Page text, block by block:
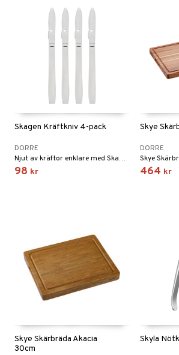
Skagen Kräftkniv 4-pack
DORRE
Njut av kräftor enklare med Skagen Kräftkniv.
98 kr
Skye
DORRE
Skye
464 kr
Skye Skärbräda Akacia
30cm
Skyla